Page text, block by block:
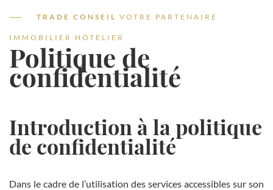
TRADE CONSEIL VOTRE PARTENAIRE
IMMOBILIER HÔTELIER
Politique de
confidentialité
Introduction à la politique
de confidentialité
Dans le cadre de l’utilisation des services accessibles sur son